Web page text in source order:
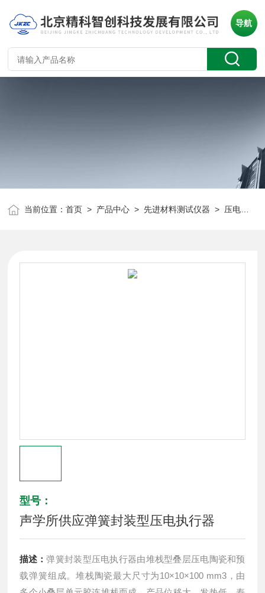
导航
当前位置：首页 > 产品中心 >先进材料测试仪器 > 压电陶瓷元件
型号：
声学所供应弹簧封装型压电执行器
描述：弹簧封装型压电执行器由堆栈型叠层压电陶瓷和预
载弹簧组成。堆栈陶瓷最大尺寸为10×10×100 mm3，由